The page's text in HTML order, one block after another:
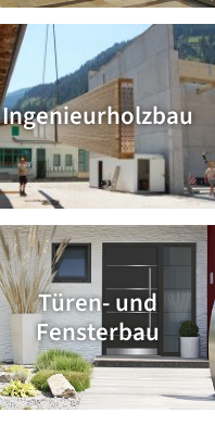
Ingenieurholzbau
Türen- und
Fensterbau